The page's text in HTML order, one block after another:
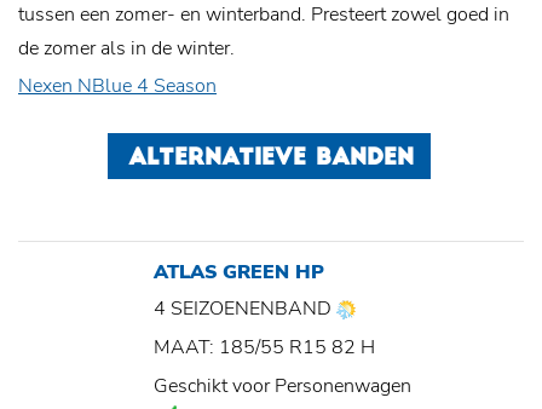
tussen een zomer- en winterband. Presteert zowel goed in
de zomer als in de winter.
Nexen NBlue 4 Season
ALTERNATIEVE BANDEN
ATLAS GREEN HP
4 SEIZOENENBAND
MAAT: 185/55 R15 82 H
Geschikt voor Personenwagen